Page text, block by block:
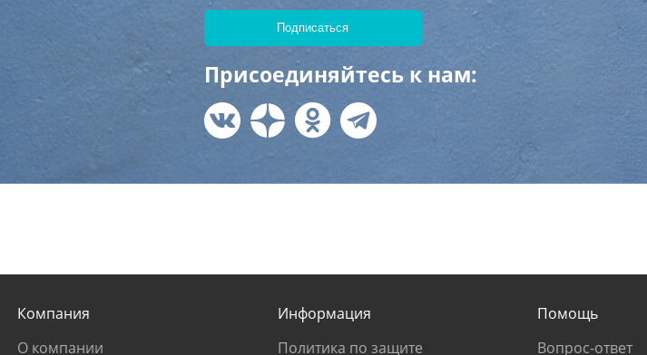
Присоединяйтесь к нам:
Компания
О компании
Информация
Политика по защите
Помощь
Вопрос-ответ